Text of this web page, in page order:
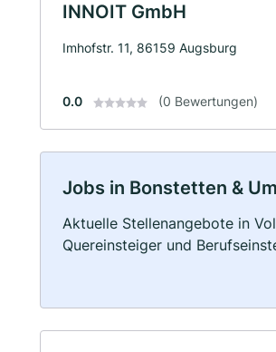
INNOIT GmbH
Imhofstr. 11, 86159 Augsburg
0.0 (0 Bewertungen)
Jobs in Bonstetten &
Aktuelle Stellenangebote in
Quereinsteiger und